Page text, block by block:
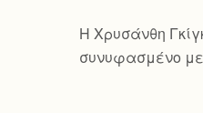
Η Χρυσάνθη
συνυφασμένο